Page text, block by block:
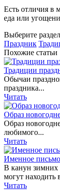
Есть отличия в
еда или
Выберите
Праздник
Похожие статьи
Традиции
Обычаи
праздника...
Читать
Образ
Образ
любимого...
Читать
Именное
В канун зимних
могут находить
Читать